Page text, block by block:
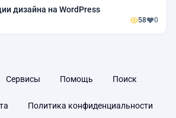
дизайна на WordPress
58 0
Сервисы Помощь Поиск
Политика конфиденциальности